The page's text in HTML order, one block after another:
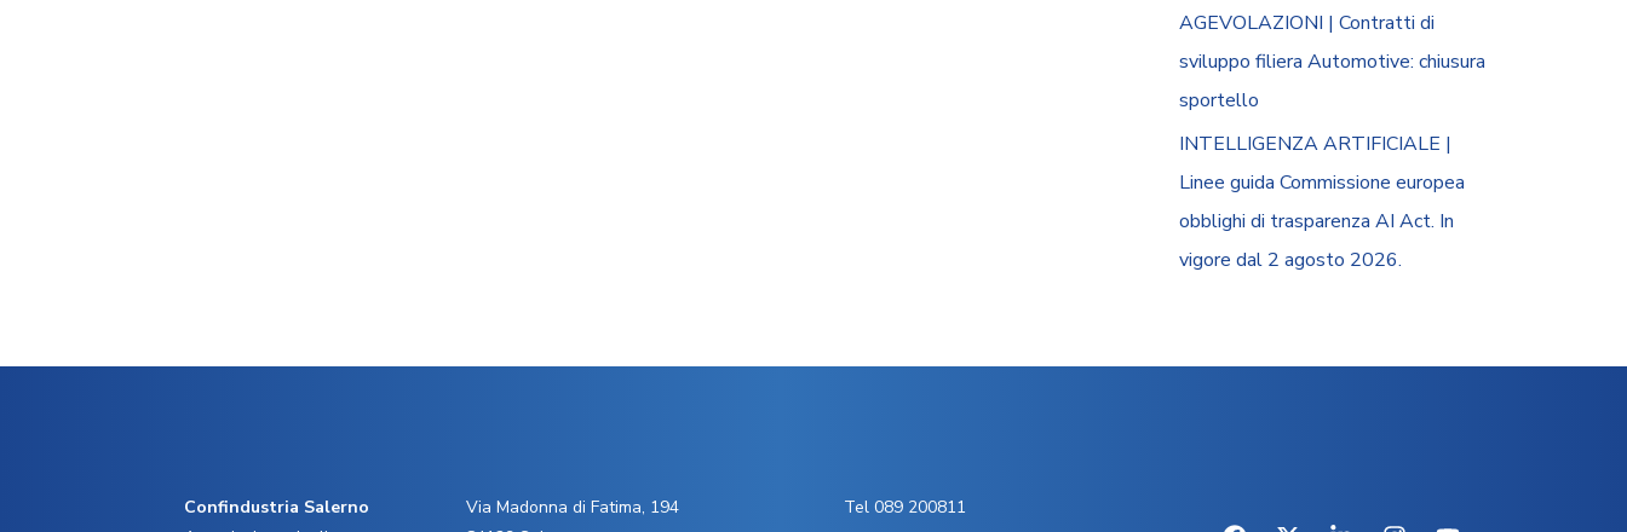
AGEVOLAZIONI | Contratti di
sviluppo filiera Automotive: chiusura
sportello
INTELLIGENZA ARTIFICIALE |
Linee guida Commissione europea
obblighi di trasparenza AI Act. In
vigore dal 2 agosto 2026.
Confindustria Salerno
Via Madonna di Fatima, 194
Tel 089 200811